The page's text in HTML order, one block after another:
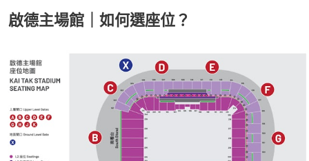
啟德主場館｜如何選座位？